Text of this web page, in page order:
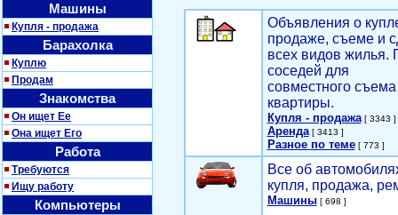
Машины
Купля - продажа
Барахолка
Куплю
Продам
Знакомства
Он ищет Ее
Она ищет Его
Работа
Требуются
Ищу работу
Компьютеры
Объявления о
продаже, съеме и
всех видов жилья.
соседей для
совместного съема
квартиры.
Купля - продажа[ 3343 ]
Аренда[ 3413 ]
Разное по теме[ 773 ]
Все об
купля, продажа,
Машины[ 698 ]